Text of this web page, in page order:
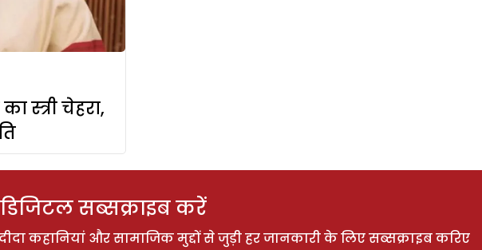
स्त्री चेहरा,
सब्सक्राइब करें
कहानियां और सामाजिक मुद्दों से जुड़ी हर जानकारी के लिए सब्सक्राइब करिए